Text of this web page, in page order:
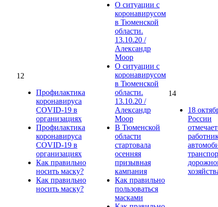
12
Профилактика
коронавируса
COVID-19 в
организациях
Профилактика
коронавируса
COVID-19 в
организациях
Как правильно
носить маску?
Как правильно
носить маску?
О ситуации с
коронавирусом
в Тюменской
области.
13.10.20 /
Александр
Моор
О ситуации с
коронавирусом
в Тюменской
области.
13.10.20 /
Александр
Моор
В Тюменской
области
стартовала
осенняя
призывная
кампания
Как правильно
пользоваться
масками
14
18
России